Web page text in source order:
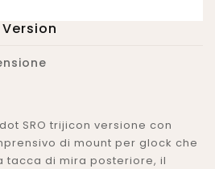
SRO trijicon versione con
di mount per glock che
tacca di mira posteriore, il